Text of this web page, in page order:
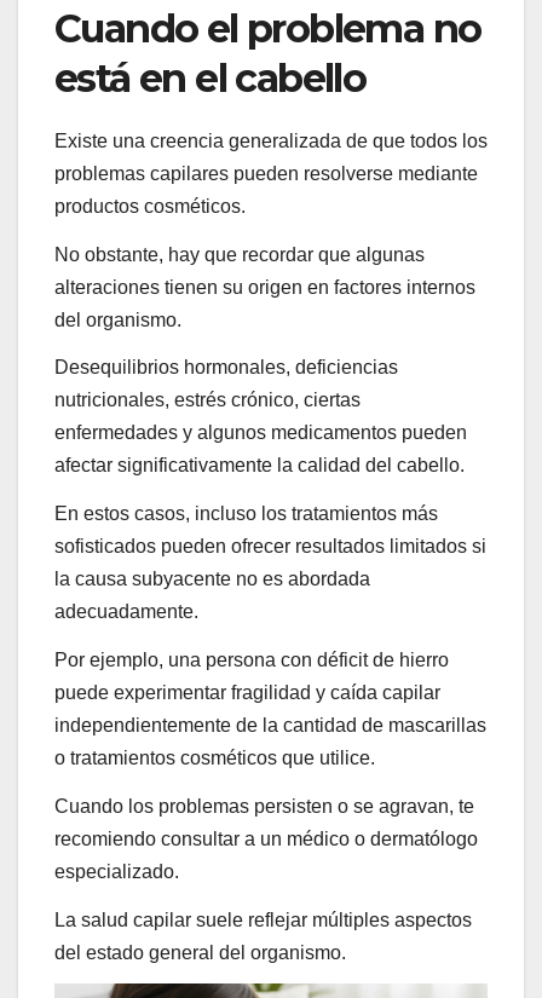
Cuando el problema no
está en el cabello
Existe una creencia generalizada de que todos los
problemas capilares pueden resolverse mediante
productos cosméticos.
No obstante, hay que recordar que algunas
alteraciones tienen su origen en factores internos
del organismo.
Desequilibrios hormonales, deficiencias
nutricionales, estrés crónico, ciertas
enfermedades y algunos medicamentos pueden
afectar significativamente la calidad del cabello.
En estos casos, incluso los tratamientos más
sofisticados pueden ofrecer resultados limitados si
la causa subyacente no es abordada
adecuadamente.
Por ejemplo, una persona con déficit de hierro
puede experimentar fragilidad y caída capilar
independientemente de la cantidad de mascarillas
o tratamientos cosméticos que utilice.
Cuando los problemas persisten o se agravan, te
recomiendo consultar a un médico o dermatólogo
especializado.
La salud capilar suele reflejar múltiples aspectos
del estado general del organismo.